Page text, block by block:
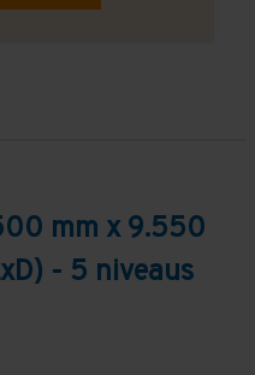
mm x 9.550
- 5 niveaus